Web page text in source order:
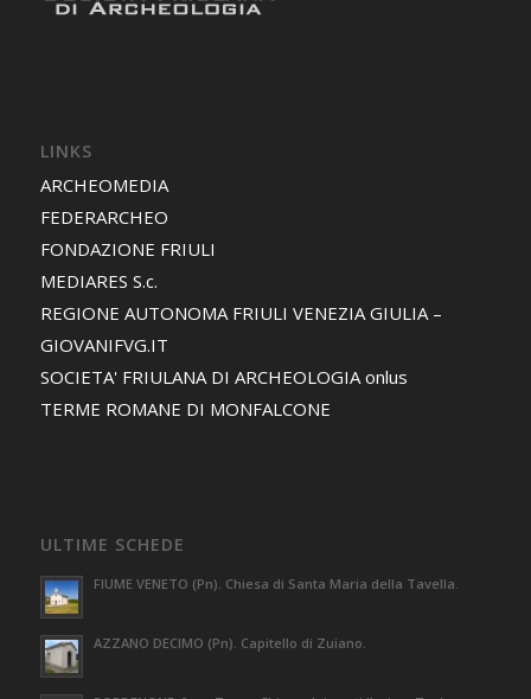
LINKS
ARCHEOMEDIA
FEDERARCHEO
FONDAZIONE FRIULI
MEDIARES S.c.
REGIONE AUTONOMA FRIULI VENEZIA GIULIA –
GIOVANIFVG.IT
SOCIETA' FRIULANA DI ARCHEOLOGIA onlus
TERME ROMANE DI MONFALCONE
ULTIME SCHEDE
FIUME VENETO (Pn). Chiesa di Santa Maria della Tavella.
AZZANO DECIMO (Pn). Capitello di Zuiano.